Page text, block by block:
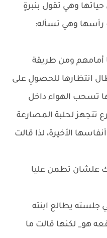
حياتها وهي تقول بنبرةٍ
رأسها وهي تسأله:
أمامهم ومن طريقة
انتظارها للحصولِ على
تسحب الهواء داخل
تتجهز لحلبة المصارعة
الأخيرة، لذا قالت
علشان تطمن عليا
جلسته يطالع ابنته
هو_ لكنها قالت ما